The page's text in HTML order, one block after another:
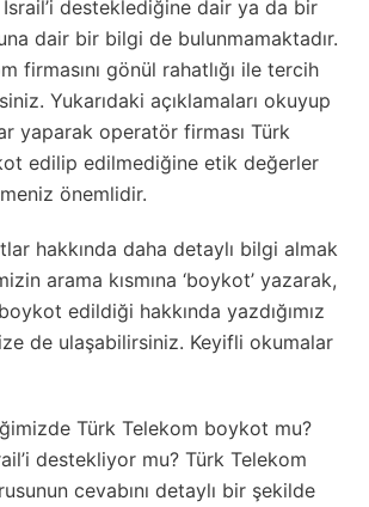
İsrail’i desteklediğine dair ya da bir
dair bir bilgi de bulunmamaktadır.
firmasını gönül rahatlığı ile tercih
Yukarıdaki açıklamaları okuyup
yaparak operatör firması Türk
edilip edilmediğine etik değerler
önemlidir.
hakkında daha detaylı bilgi almak
arama kısmına ‘boykot’ yazarak,
edildiği hakkında yazdığımız
de ulaşabilirsiniz. Keyifli okumalar
Türk Telekom boykot mu?
destekliyor mu? Türk Telekom
cevabını detaylı bir şekilde